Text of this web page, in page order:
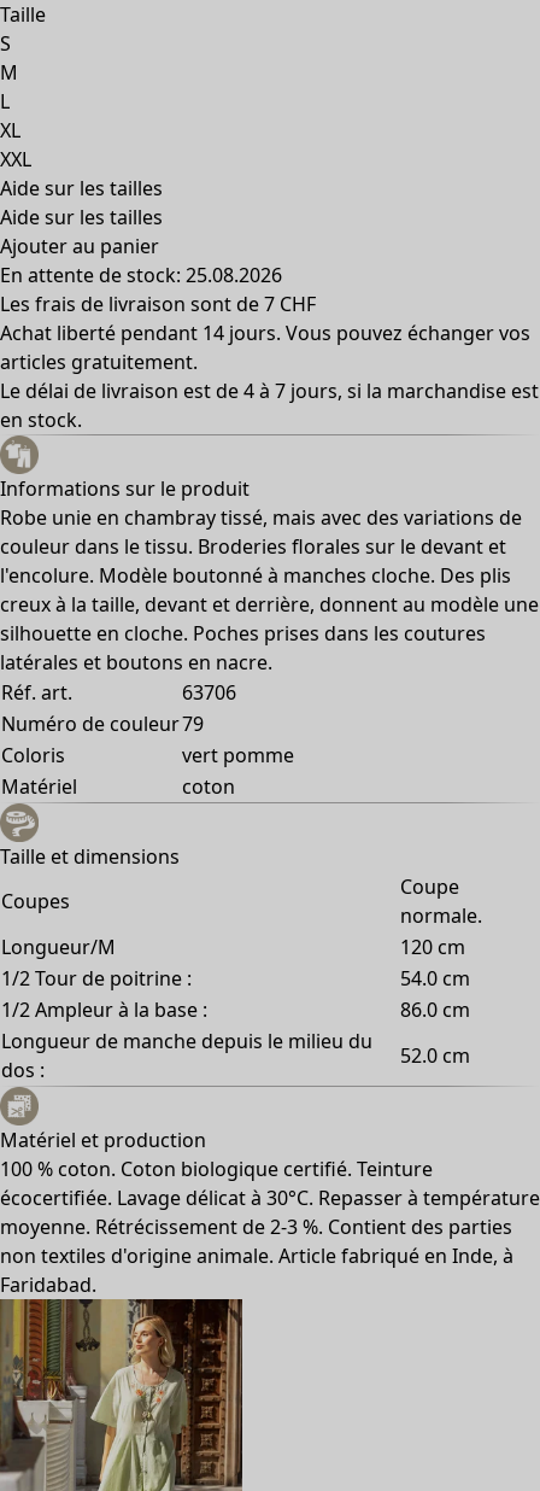
Taille
S
M
L
XL
XXL
Aide sur les tailles
Aide sur les tailles
Ajouter au panier
En attente de stock: 25.08.2026
Les frais de livraison sont de 7 CHF
Achat liberté pendant 14 jours. Vous pouvez échanger vos
articles gratuitement.
Le délai de livraison est de 4 à 7 jours, si la marchandise est
en stock.
Informations sur le produit
Robe unie en chambray tissé, mais avec des variations de
couleur dans le tissu. Broderies florales sur le devant et
l'encolure. Modèle boutonné à manches cloche. Des plis
creux à la taille, devant et derrière, donnent au modèle une
silhouette en cloche. Poches prises dans les coutures
latérales et boutons en nacre.
Réf. art.
63706
Numéro de couleur79
Coloris
vert pomme
Matériel
coton
Taille et dimensions
Coupes
Coupe
normale.
Longueur/M
120 cm
1/2 Tour de poitrine :
54.0 cm
1/2 Ampleur à la base :
86.0 cm
Longueur de manche depuis le milieu du
dos :
52.0 cm
Matériel et production
100 % coton. Coton biologique certifié. Teinture
écocertifiée. Lavage délicat à 30°C. Repasser à température
moyenne. Rétrécissement de 2-3 %. Contient des parties
non textiles d'origine animale. Article fabriqué en Inde, à
Faridabad.